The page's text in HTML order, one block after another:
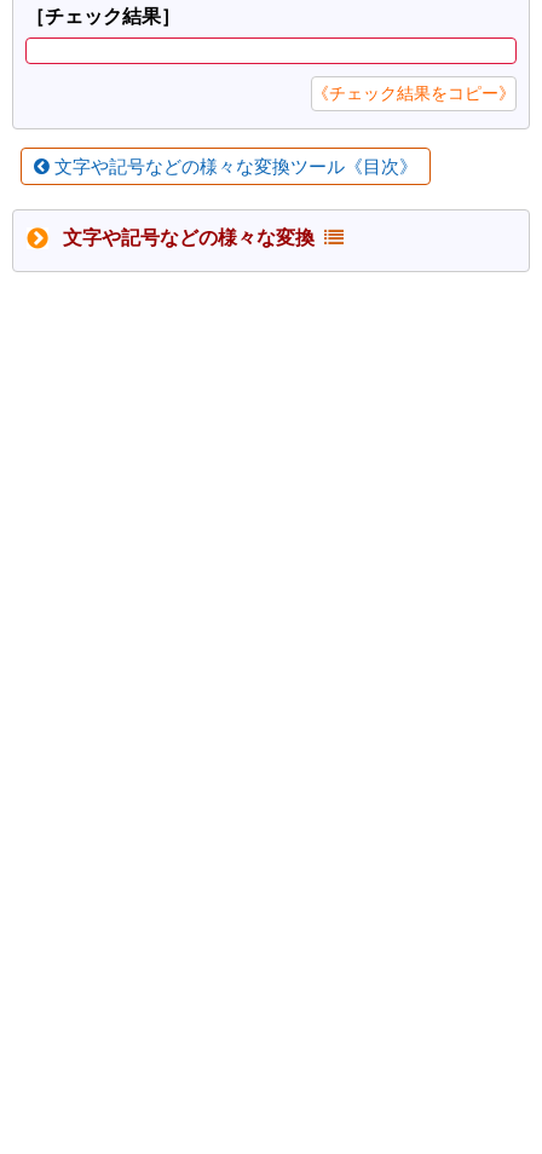
［チェック結果］
《チェック結果をコピー》
文字や記号などの様々な変換ツール《目次》
文字や記号などの様々な変換